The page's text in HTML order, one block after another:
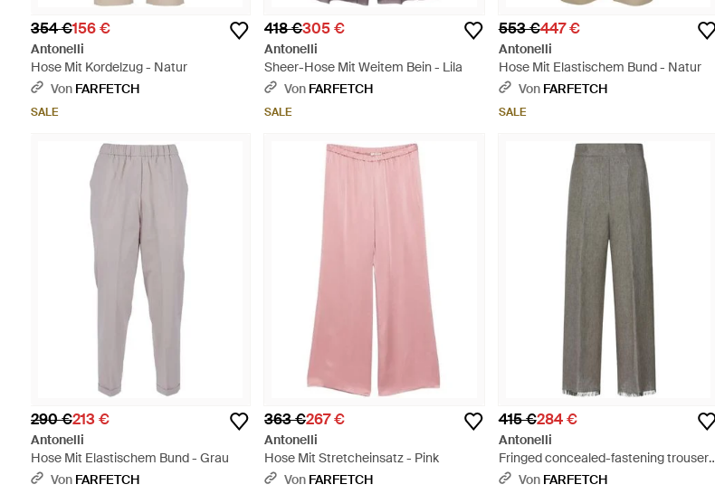
354 €156 €
Antonelli
Hose Mit Kordelzug - Natur
Von FARFETCH
SALE
418 €305 €
Antonelli
Sheer-Hose Mit Weitem Bein - Lila
Von FARFETCH
SALE
553 €447 €
Antonelli
Hose Mit Elastischem Bund - Natur
Von FARFETCH
SALE
290 €213 €
Antonelli
Hose Mit Elastischem Bund - Grau
Von FARFETCH
363 €267 €
Antonelli
Hose Mit Stretcheinsatz - Pink
Von FARFETCH
415 €284 €
Antonelli
Fringed concealed-fastening trousers
- Grau
Von FARFETCH